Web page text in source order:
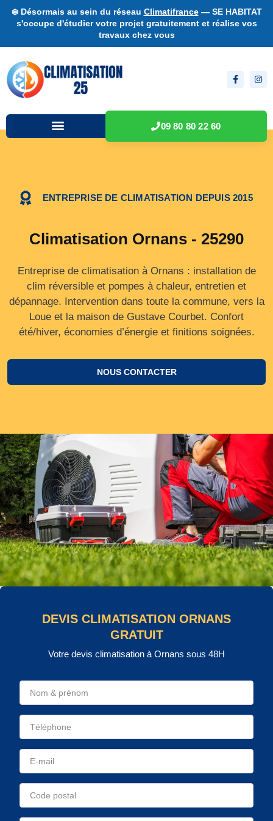
❄️ Désormais au sein du réseau Climatifrance— SE HABITAT
s'occupe d'étudier votre projet gratuitement et réalise vos
travaux chez vous
09 80 80 22 60
ENTREPRISE DE CLIMATISATION DEPUIS 2015
Climatisation Ornans - 25290
Entreprise de climatisation à Ornans : installation de
clim réversible et pompes à chaleur, entretien et
dépannage. Intervention dans toute la commune, vers la
Loue et la maison de Gustave Courbet. Confort
été/hiver, économies d’énergie et finitions soignées.
NOUS CONTACTER
DEVIS CLIMATISATION ORNANS
GRATUIT
Votre devis climatisation à Ornans sous 48H